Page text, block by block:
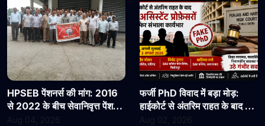
HPSEB पेंशनर्स की मांग: 2016
से 2022 के बीच सेवानिवृत्त पेंशनरों
के सभी देय लाभ तुरंत जारी किए
Aug 04, 2026
फर्जी PhD विवाद में बड़ा मोड़:
हाईकोर्ट से अंतरिम राहत के बाद 3
असिस्टेंट प्रोफेसरों ने फिर संभाला
Aug 02, 2026